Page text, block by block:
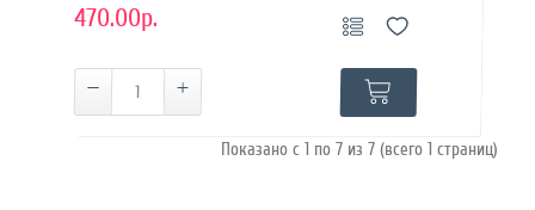
470.00р.
Показано с 1 по 7 из 7 (всего 1 страниц)